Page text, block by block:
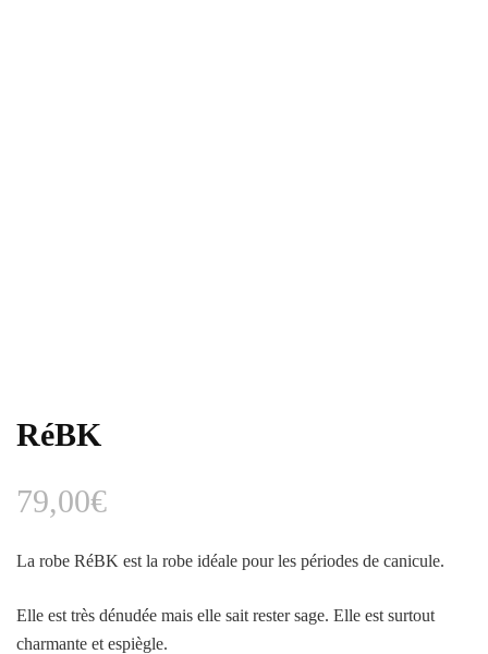
RéBK
79,00€
La robe RéBK est la robe idéale pour les périodes de canicule.
Elle est très dénudée mais elle sait rester sage. Elle est surtout
charmante et espiègle.